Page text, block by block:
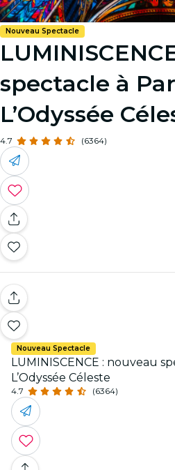
Nouveau Spectacle
spectacle à
L’Odyssée
4.7 (6364)
Nouveau Spectacle
LUMINISCENCE : nouveau
L’Odyssée Céleste
4.7 (6364)